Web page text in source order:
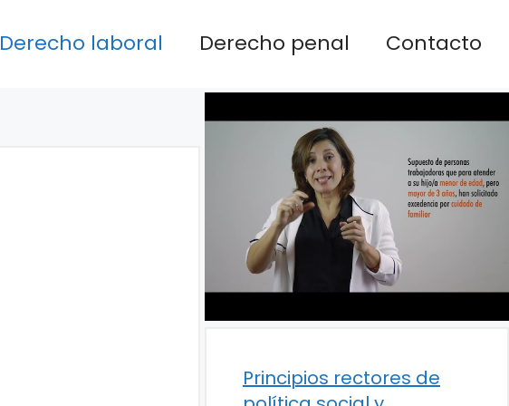
Derecho laboral Derecho penal Contacto
Principios rectores de